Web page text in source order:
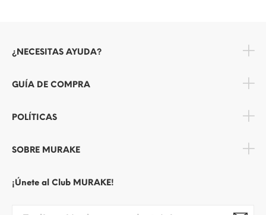
¿NECESITAS AYUDA?
GUÍA DE COMPRA
POLÍTICAS
SOBRE MURAKE
¡Únete al Club MURAKE!